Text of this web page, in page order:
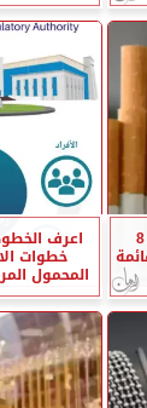
أسعار السجائر اليوم الجمعة 8 اعرف
خطوات
المحمول